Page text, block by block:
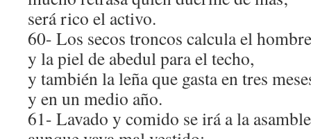
será rico el activo.
60- Los secos troncos calcula el hombre
y la piel de abedul para el techo,
y también la leña que gasta en tres
y en un medio año.
61- Lavado y comido se irá a la